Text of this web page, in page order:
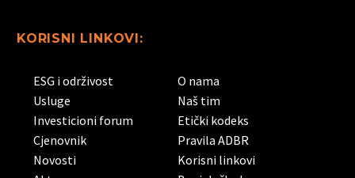
KORISNI LINKOVI:
ESG i održivost
Usluge
Investicioni forum
Cjenovnik
O nama
Naš tim
Etički kodeks
Pravila ADBR
Novosti
Korisni linkovi